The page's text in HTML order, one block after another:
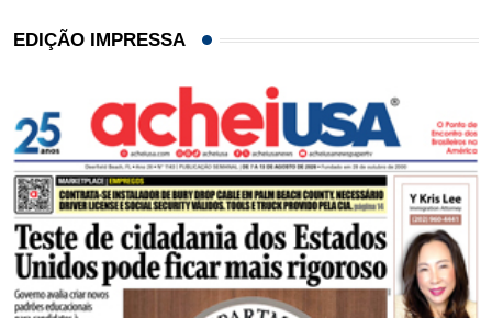
EDIÇÃO IMPRESSA